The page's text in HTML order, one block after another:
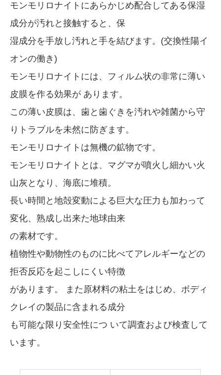
モンモリロナイトにあらかじめ配合してある保湿
成分が汚れと接触すると、保
湿成分を手放し汚れと手を結びます。(交換性陽イ
オンの働き)
モンモリロナイトには、フィルム状の非常に薄い
皮膜を作る効果が あります。
この薄い皮膜は、歯と歯ぐきを汚れや雑菌から守
りトラブルを未然に防ぎます。
モンモリロナイトは無機の鉱物です。
モンモリロナイトとは、マグマが噴火し細かい火
山灰となり、海底に堆積。
長い時間と地殻変動による巨大な圧力も加わって
変化、熟成し出来た地球由来
の素材です。
植物性や動物性のものに比べてアレルギーなどの
拒否反応を起こしにくい特徴
があります。 また原材料の粘土をはじめ、ボディ
クレイの製品に含まれる成分
も可能な限り安全性につ いて調査および検査して
います。